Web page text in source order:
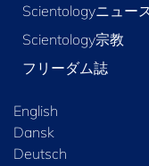
Scientologyニュー
Scientology宗教
フリーダム誌
English
Dansk
Deutsch